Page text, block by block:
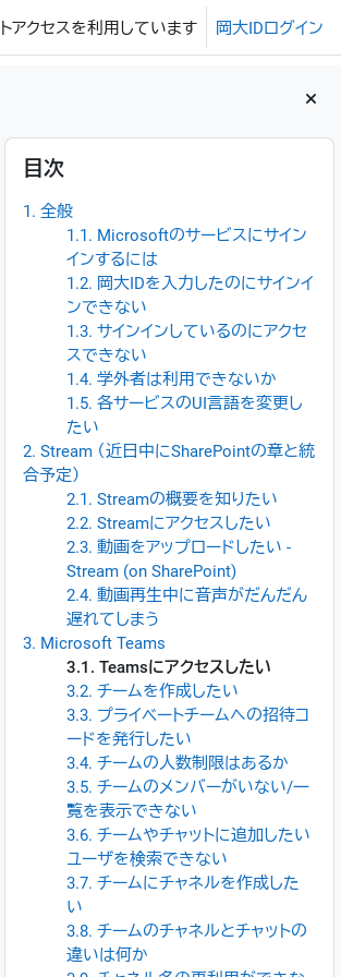
アクセスを利用しています 岡大IDログイン
ブロック
目次 をスキップする
目次
1. 全般
1.1. Microsoftのサービスにサイン
インするには
1.2. 岡大IDを入力したのにサインイ
ンできない
1.3. サインインしているのにアクセ
スできない
1.4. 学外者は利用できないか
1.5. 各サービスのUI言語を変更し
たい
2. Stream （近日中にSharePointの章と統
合予定）
2.1. Streamの概要を知りたい
2.2. Streamにアクセスしたい
2.3. 動画をアップロードしたい -
Stream (on SharePoint)
2.4. 動画再生中に音声がだんだん
遅れてしまう
3. Microsoft Teams
3.1. Teamsにアクセスしたい
3.2. チームを作成したい
3.3. プライベートチームへの招待コ
ードを発行したい
3.4. チームの人数制限はあるか
3.5. チームのメンバーがいない/一
覧を表示できない
3.6. チームやチャットに追加したい
ユーザを検索できない
3.7. チームにチャネルを作成した
い
3.8. チームのチャネルとチャットの
違いは何か